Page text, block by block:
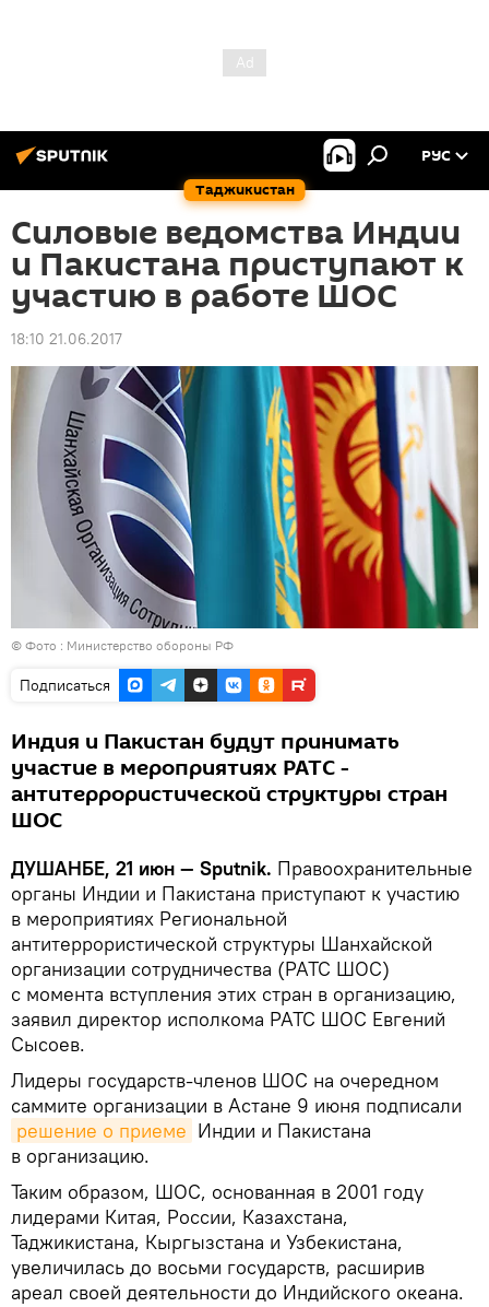
Таджикистан
РУС
Силовые ведомства Индии
и Пакистана приступают к
участию в работе ШОС
18:10 21.06.2017
© Фото : Министерство обороны РФ
Подписаться
Индия и Пакистан будут принимать
участие в мероприятиях РАТС -
антитеррористической структуры стран
ШОС
ДУШАНБЕ, 21 июн — Sputnik. Правоохранительные
органы Индии и Пакистана приступают к участию
в мероприятиях Региональной
антитеррористической структуры Шанхайской
организации сотрудничества (РАТС ШОС)
с момента вступления этих стран в организацию,
заявил директор исполкома РАТС ШОС Евгений
Сысоев.
Лидеры государств-членов ШОС на очередном
саммите организации в Астане 9 июня подписали
решение о приеме Индии и Пакистана
в организацию.
Таким образом, ШОС, основанная в 2001 году
лидерами Китая, России, Казахстана,
Таджикистана, Кыргызстана и Узбекистана,
увеличилась до восьми государств, расширив
ареал своей деятельности до Индийского океана.